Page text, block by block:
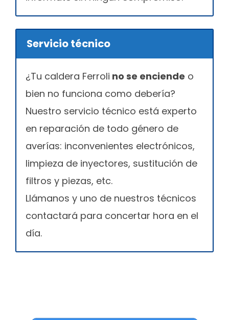
Servicio técnico
¿Tu caldera Ferroli no se enciende o
bien no funciona como debería?
Nuestro servicio técnico está experto
en reparación de todo género de
averías: inconvenientes electrónicos,
limpieza de inyectores, sustitución de
filtros y piezas, etc.
Llámanos y uno de nuestros técnicos
contactará para concertar hora en el
día.